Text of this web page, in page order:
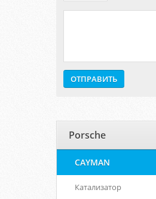
Porsche
CAYMAN
Катализатор